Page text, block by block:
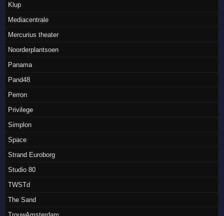
Klup
Mediacentrale
Mercurius theater
Noorderplantsoen
Panama
Pand48
Perron
Privilege
Simplon
Space
Strand Euroborg
Studio 80
TWSTd
The Sand